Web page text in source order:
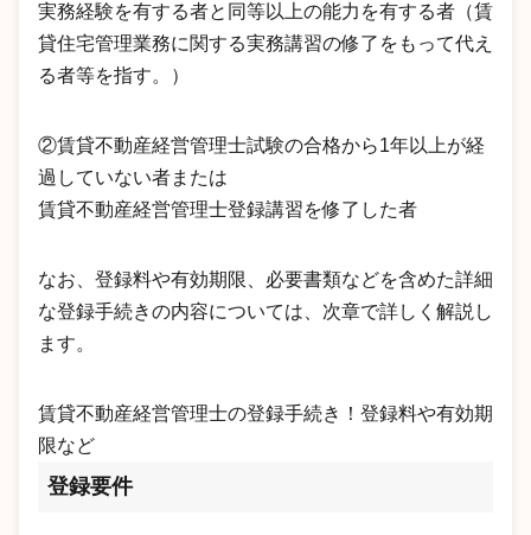
実務経験を有する者と同等以上の能力を有する者（賃
貸住宅管理業務に関する実務講習の修了をもって代え
る者等を指す。）
②賃貸不動産経営管理士試験の合格から1年以上が経
過していない者または
賃貸不動産経営管理士登録講習を修了した者
なお、登録料や有効期限、必要書類などを含めた詳細
な登録手続きの内容については、次章で詳しく解説し
ます。
賃貸不動産経営管理士の登録手続き！登録料や有効期
限など
登録要件